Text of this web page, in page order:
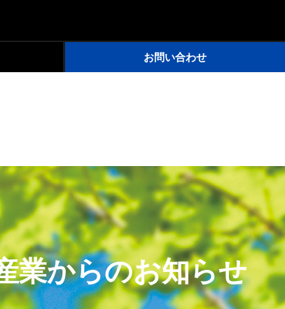
お問い合わせ
業からのお知らせ